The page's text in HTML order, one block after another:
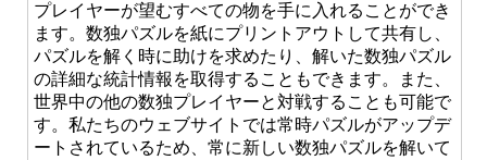
プレイヤーが望むすべての物を手に入れることができ
ます。数独パズルを紙にプリントアウトして共有し、
パズルを解く時に助けを求めたり、解いた数独パズル
の詳細な統計情報を取得することもできます。また、
世界中の他の数独プレイヤーと対戦することも可能で
す。私たちのウェブサイトでは常時パズルがアップデ
ートされているため、常に新しい数独パズルを解いて